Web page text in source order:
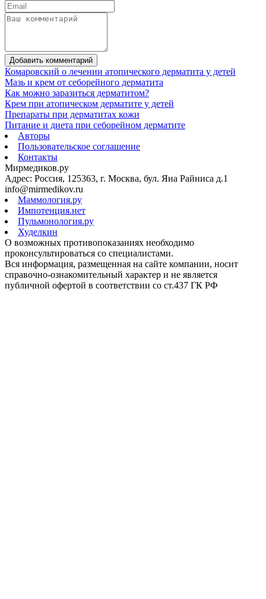
Добавить комментарий
Комаровский о лечении атопического дерматита у детей
Мазь и крем от себорейного дерматита
Как можно заразиться дерматитом?
Крем при атопическом дерматите у детей
Препараты при дерматитах кожи
Питание и диета при себорейном дерматите
Авторы
Пользовательское соглашение
Контакты
Мирмедиков.ру
Адрес: Россия, 125363, г. Москва, бул. Яна Райниса д.1
info@mirmedikov.ru
Маммология.ру
Импотенция.нет
Пульмонология.ру
Худелкин
О возможных противопоказаниях необходимо
проконсультироваться со специалистами.
Вся информация, размещенная на сайте компании, носит
справочно-ознакомительный характер и не является
публичной офертой в соответствии со ст.437 ГК РФ